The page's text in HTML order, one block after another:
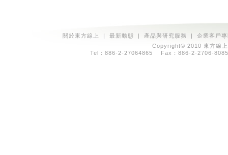
關於東方線上 | 最新動態 | 產品與研究服務 | 企業客戶
Copyright© 2010 東方線
Tel：886-2-27064865 Fax：886-2-2706-